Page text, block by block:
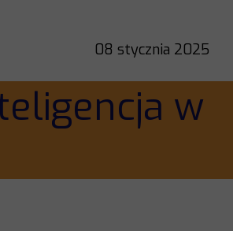
08 stycznia 2025
w